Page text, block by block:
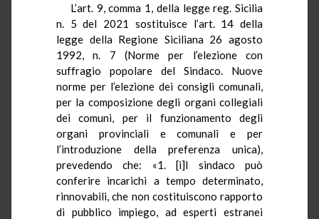
L’art. 9, comma 1, della legge reg. Sicilia
n. 5 del 2021 sostituisce l’art. 14 della
legge della Regione Siciliana 26 agosto
1992, n. 7 (Norme per l’elezione con
suffragio popolare del Sindaco. Nuove
norme per l’elezione dei consigli comunali,
per la composizione degli organi collegiali
dei comuni, per il funzionamento degli
organi provinciali e comunali e per
l’introduzione della preferenza unica),
prevedendo che: «1. [i]l sindaco può
conferire incarichi a tempo determinato,
rinnovabili, che non costituiscono rapporto
di pubblico impiego, ad esperti estranei